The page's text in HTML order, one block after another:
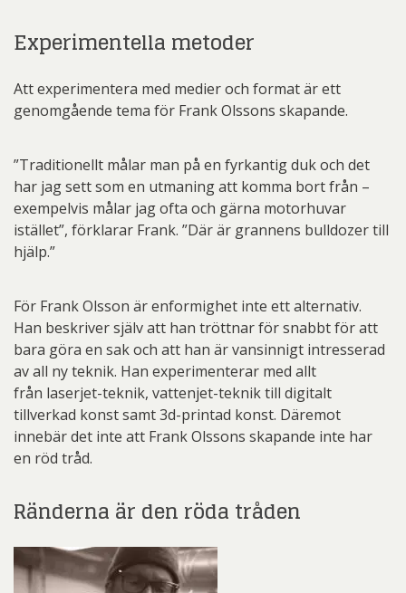
Experimentella metoder
Att experimentera med medier och format är ett
genomgående tema för Frank Olssons skapande.
”Traditionellt målar man på en fyrkantig duk och det
har jag sett som en utmaning att komma bort från –
exempelvis målar jag ofta och gärna motorhuvar
istället”, förklarar Frank. ”Där är grannens bulldozer till
hjälp.”
För Frank Olsson är enformighet inte ett alternativ.
Han beskriver själv att han tröttnar för snabbt för att
bara göra en sak och att han är vansinnigt intresserad
av all ny teknik. Han experimenterar med allt
från laserjet-teknik, vattenjet-teknik till digitalt
tillverkad konst samt 3d-printad konst. Däremot
innebär det inte att Frank Olssons skapande inte har
en röd tråd.
Ränderna är den röda tråden